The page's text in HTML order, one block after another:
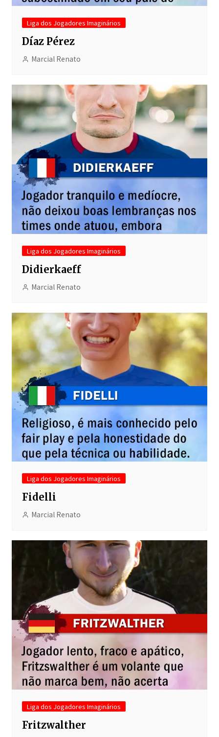
Liga dos Jogadores Imaginários
Díaz Pérez
Marcial Renato
Liga dos Jogadores Imaginários
Didierkaeff
Marcial Renato
Liga dos Jogadores Imaginários
Fidelli
Marcial Renato
Liga dos Jogadores Imaginários
Fritzwalther